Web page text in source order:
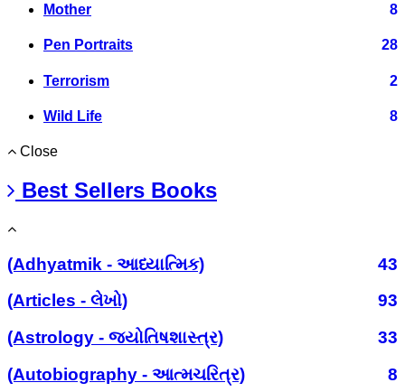
Mother 8
Pen Portraits 28
Terrorism 2
Wild Life 8
Close
Best Sellers Books
(Adhyatmik - આધ્યાત્મિક)
43
(Articles - લેખો)
93
(Astrology - જ્યોતિષશાસ્ત્ર)
33
(Autobiography - આત્મચરિત્ર)
8